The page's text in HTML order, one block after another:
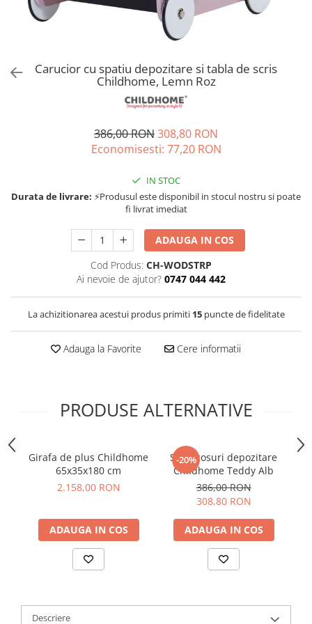
Decoratiuni
Jucarii educative
Jucarii electronice
Jocuri de societate
Carucior cu spatiu depozitare si tabla de scris
Childhome, Lemn Roz
386,00 RON308,80 RON
Economisesti: 77,20 RON
IN STOC
Durata de livrare: ⚡Produsul este disponibil in stocul nostru si poate
fi livrat imediat
ADAUGA IN COS
Cod Produs: CH-WODSTRP
Ai nevoie de ajutor? 0747 044 442
La achizitionarea acestui produs primiti 15puncte de fidelitate
Adauga la Favorite Cere informatii
PRODUSE ALTERNATIVE
Girafa de plus Childhome
65x35x180 cm
2.158,00 RON
ADAUGA IN COS
-20%
Set 3 cosuri depozitare
Childhome Teddy Alb
386,00 RON
308,80 RON
ADAUGA IN COS
Descriere